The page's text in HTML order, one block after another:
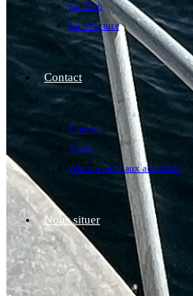
Le Club
La structure
Contact
Contact
Tarifs
Abonnement aux actualités
Nous situer